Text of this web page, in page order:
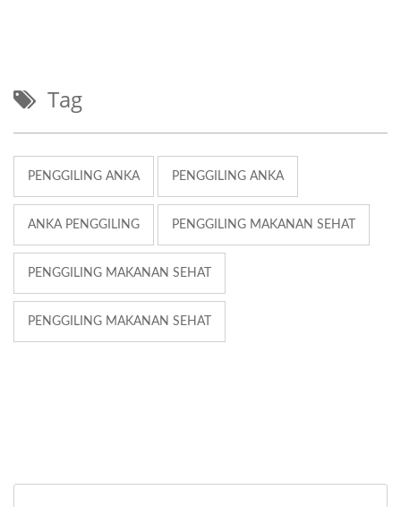
Tag
PENGGILING ANKA PENGGILING ANKA
ANKA PENGGILING PENGGILING MAKANAN SEHAT
PENGGILING MAKANAN SEHAT
PENGGILING MAKANAN SEHAT